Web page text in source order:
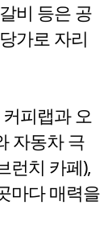
비 등은 공
가로 자리
피랩과 오
자동차 극
런치 카페),
마다 매력을